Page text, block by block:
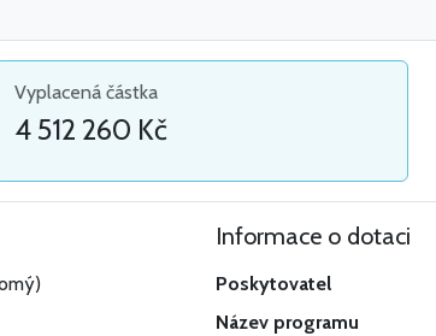
Vyplacená částka
4 512 260 Kč
Informace o dotaci
Poskytovatel
Název programu